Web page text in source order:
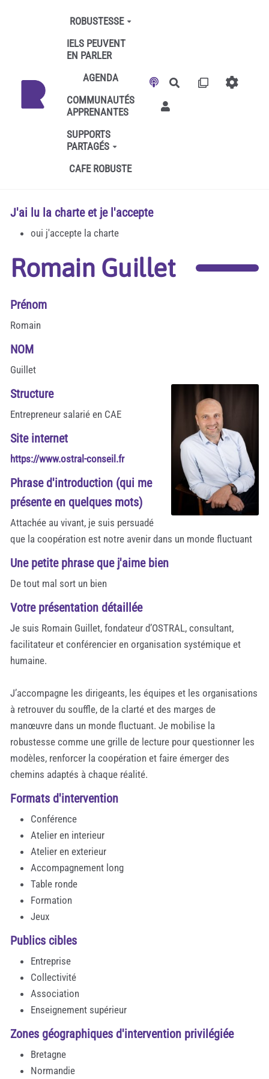
Aller au contenu principal
ROBUSTESSE
IELS PEUVENT
EN PARLER
AGENDA
COMMUNAUTÉS
APPRENANTES
SUPPORTS
PARTAGÉS
CAFE ROBUSTE
Rechercher
J'ai lu la charte et je l'accepte
oui j'accepte la charte
Romain Guillet
Prénom
Romain
NOM
Guillet
Structure
Entrepreneur salarié en CAE
Site internet
https://www.ostral-conseil.fr
Phrase d'introduction (qui me
présente en quelques mots)
Attachée au vivant, je suis persuadé
que la coopération est notre avenir dans un monde fluctuant
Une petite phrase que j'aime bien
De tout mal sort un bien
Votre présentation détaillée
Je suis Romain Guillet, fondateur d’OSTRAL, consultant,
facilitateur et conférencier en organisation systémique et
humaine.
J’accompagne les dirigeants, les équipes et les organisations
à retrouver du souffle, de la clarté et des marges de
manœuvre dans un monde fluctuant. Je mobilise la
robustesse comme une grille de lecture pour questionner les
modèles, renforcer la coopération et faire émerger des
chemins adaptés à chaque réalité.
Formats d'intervention
Conférence
Atelier en interieur
Atelier en exterieur
Accompagnement long
Table ronde
Formation
Jeux
Publics cibles
Entreprise
Collectivité
Association
Enseignement supérieur
Zones géographiques d'intervention privilégiée
Bretagne
Normandie